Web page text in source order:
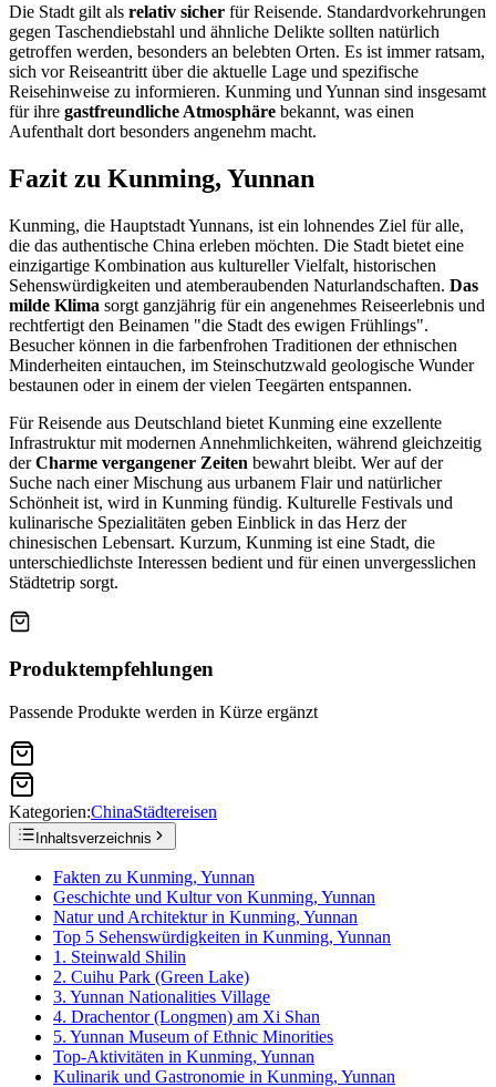
Die Stadt gilt als relativ sicher für Reisende. Standardvorkehrungen
gegen Taschendiebstahl und ähnliche Delikte sollten natürlich
getroffen werden, besonders an belebten Orten. Es ist immer ratsam,
sich vor Reiseantritt über die aktuelle Lage und spezifische
Reisehinweise zu informieren. Kunming und Yunnan sind insgesamt
für ihre gastfreundliche Atmosphäre bekannt, was einen
Aufenthalt dort besonders angenehm macht.
Fazit zu Kunming, Yunnan
Kunming, die Hauptstadt Yunnans, ist ein lohnendes Ziel für alle,
die das authentische China erleben möchten. Die Stadt bietet eine
einzigartige Kombination aus kultureller Vielfalt, historischen
Sehenswürdigkeiten und atemberaubenden Naturlandschaften. Das
milde Klima sorgt ganzjährig für ein angenehmes Reiseerlebnis und
rechtfertigt den Beinamen "die Stadt des ewigen Frühlings".
Besucher können in die farbenfrohen Traditionen der ethnischen
Minderheiten eintauchen, im Steinschutzwald geologische Wunder
bestaunen oder in einem der vielen Teegärten entspannen.
Für Reisende aus Deutschland bietet Kunming eine exzellente
Infrastruktur mit modernen Annehmlichkeiten, während gleichzeitig
derCharme vergangener Zeiten bewahrt bleibt. Wer auf der
Suche nach einer Mischung aus urbanem Flair und natürlicher
Schönheit ist, wird in Kunming fündig. Kulturelle Festivals und
kulinarische Spezialitäten geben Einblick in das Herz der
chinesischen Lebensart. Kurzum, Kunming ist eine Stadt, die
unterschiedlichste Interessen bedient und für einen unvergesslichen
Städtetrip sorgt.
Produktempfehlungen
Passende Produkte werden in Kürze ergänzt
Kategorien:ChinaStädtereisen
Inhaltsverzeichnis
Fakten zu Kunming, Yunnan
Geschichte und Kultur von Kunming, Yunnan
Natur und Architektur in Kunming, Yunnan
Top 5 Sehenswürdigkeiten in Kunming, Yunnan
1. Steinwald Shilin
2. Cuihu Park (Green Lake)
3. Yunnan Nationalities Village
4. Drachentor (Longmen) am Xi Shan
5. Yunnan Museum of Ethnic Minorities
Top-Aktivitäten in Kunming, Yunnan
Kulinarik und Gastronomie in Kunming, Yunnan